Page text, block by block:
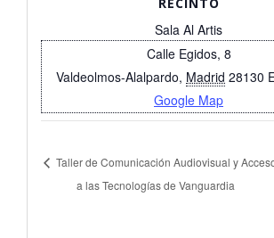
Sala Al Artis
Calle Egidos, 8
Valdeolmos-Alalpardo, Madrid 28130
Google Map
Taller de Comunicación Audiovisual y
a las Tecnologías de Vanguardia